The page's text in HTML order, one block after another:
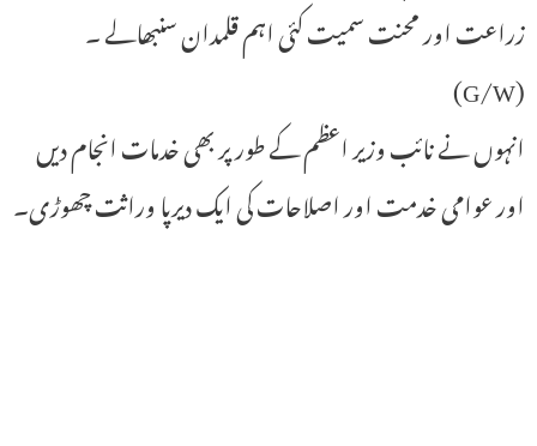
زراعت اور محنت سمیت کئی اہم قلمدان سنبھالے ۔
(G/W)
انہوں نے نائب وزیر اعظم کے طور پر بھی خدمات انجام دیں
اور عوامی خدمت اور اصلاحات کی ایک دیرپا وراثت چھوڑی۔